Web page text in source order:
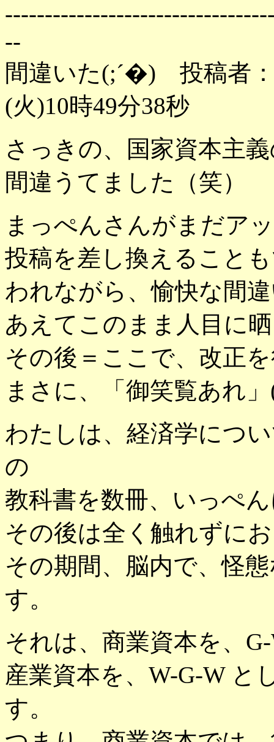
--
間違いた(;´�) 投稿者
(火)10時49分38秒
さっきの、国家資本主
間違うてました（笑）
まっぺんさんがまだア
投稿を差し換えること
われながら、愉快な間
あえてこのまま人目に
その後＝ここで、改正
まさに、「御笑覧あれ
わたしは、経済学につ
の
教科書を数冊、いっぺ
その後は全く触れずに
その期間、脳内で、怪
す。
それは、商業資本を、
産業資本を、W-G-W と
す。